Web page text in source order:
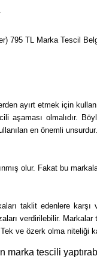
795 TL Marka Tescil
ayırt etmek için
aşaması olmalıdır.
en önemli
olur. Fakat bu
taklit edenlere
verdirilebilir. Markalar
ve özerk olma
marka tescili